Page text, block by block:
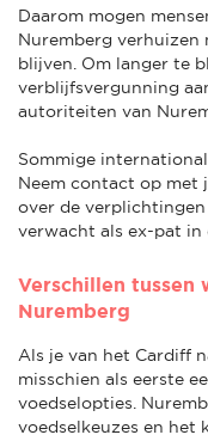
Daarom mogen
Nuremberg verhuizen
blijven. Om langer te
verblijfsvergunning
autoriteiten van
Sommige
Neem contact op met
over de
verwacht als ex-pat in
Verschillen tussen
Nuremberg
Als je van het Cardiff
misschien als eerste
voedselopties.
voedselkeuzes en het